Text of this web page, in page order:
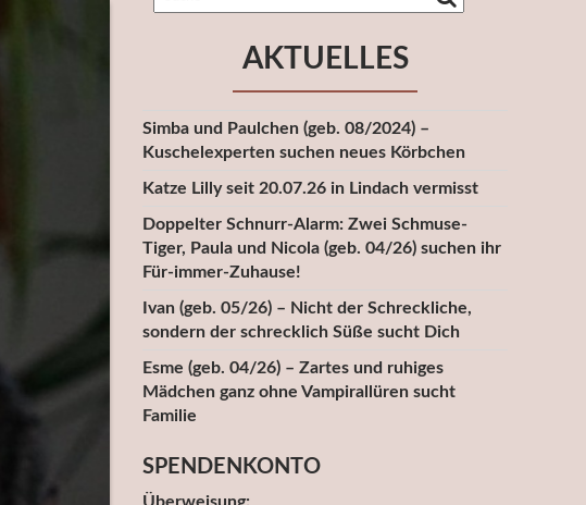
AKTUELLES
Simba und Paulchen (geb. 08/2024) –
Kuschelexperten suchen neues Körbchen
Katze Lilly seit 20.07.26 in Lindach vermisst
Doppelter Schnurr-Alarm: Zwei Schmuse-
Tiger, Paula und Nicola (geb. 04/26) suchen ihr
Für-immer-Zuhause!
Ivan (geb. 05/26) – Nicht der Schreckliche,
sondern der schrecklich Süße sucht Dich
Esme (geb. 04/26) – Zartes und ruhiges
Mädchen ganz ohne Vampirallüren sucht
Familie
SPENDENKONTO